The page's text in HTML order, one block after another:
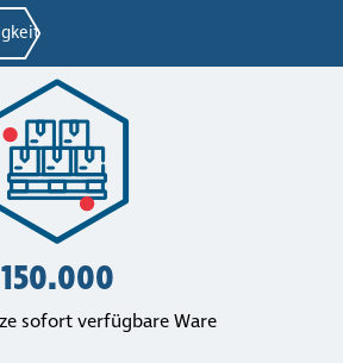
150.000
sofort ver­füg­bare Ware